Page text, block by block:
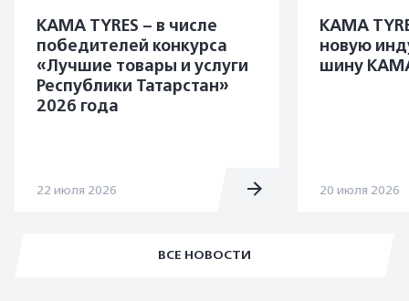
ВСЕ НОВОСТИ
KAMA TYRES – в числе
победителей конкурса
«Лучшие товары и услуги
Республики Татарстан»
2026 года
22 июля 2026
KAMA
новую
шину
20 июля 2026